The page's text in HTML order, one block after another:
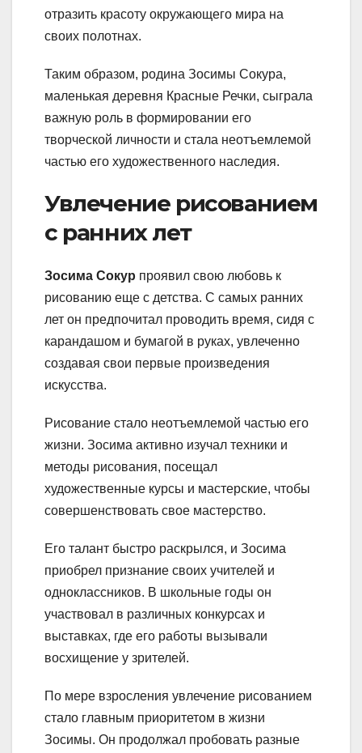
отразить красоту окружающего мира на
своих полотнах.
Таким образом, родина Зосимы Сокура,
маленькая деревня Красные Речки, сыграла
важную роль в формировании его
творческой личности и стала неотъемлемой
частью его художественного наследия.
Увлечение рисованием
с ранних лет
Зосима Сокур проявил свою любовь к
рисованию еще с детства. С самых ранних
лет он предпочитал проводить время, сидя с
карандашом и бумагой в руках, увлеченно
создавая свои первые произведения
искусства.
Рисование стало неотъемлемой частью его
жизни. Зосима активно изучал техники и
методы рисования, посещал
художественные курсы и мастерские, чтобы
совершенствовать свое мастерство.
Его талант быстро раскрылся, и Зосима
приобрел признание своих учителей и
одноклассников. В школьные годы он
участвовал в различных конкурсах и
выставках, где его работы вызывали
восхищение у зрителей.
По мере взросления увлечение рисованием
стало главным приоритетом в жизни
Зосимы. Он продолжал пробовать разные